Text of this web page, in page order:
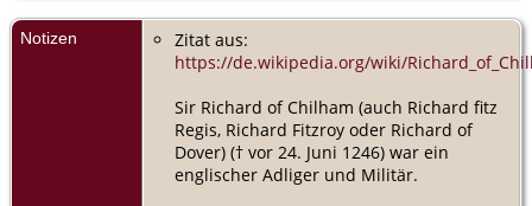
Notizen
Zitat aus:
https://de.wikipedia.org/wiki/
Sir Richard of Chilham (auch Richard fitz
Regis, Richard Fitzroy oder Richard of
Dover) († vor 24. Juni 1246) war ein
englischer Adliger und Militär.